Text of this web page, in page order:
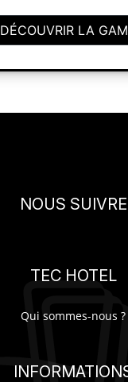
DÉCOUVRIR LA
NOUS SUIVRE
TEC HOTEL
Qui sommes-nous ?